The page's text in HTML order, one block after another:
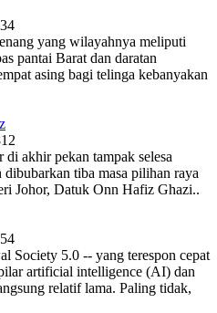
yang wilayahnya meliputi
pantai Barat dan daratan
asing bagi telinga kebanyakan
di akhir pekan tampak selesa
tiba masa pilihan raya
Johor, Datuk Onn Hafiz Ghazi..
Society 5.0 -- yang terespon cepat
artificial intelligence (AI) dan
relatif lama. Paling tidak,